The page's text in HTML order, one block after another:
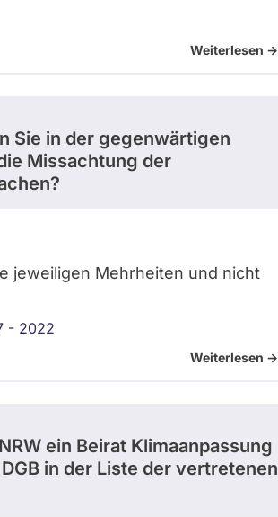
Weiterlesen ->
Sie in der gegenwärtigen
Missachtung der
jeweiligen Mehrheiten und nicht
- 2022
Weiterlesen ->
ein Beirat Klimaanpassung
in der Liste der vertretenen